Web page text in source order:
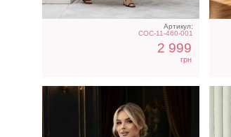
Артикул:
COC-11-460-001
2 999
грн